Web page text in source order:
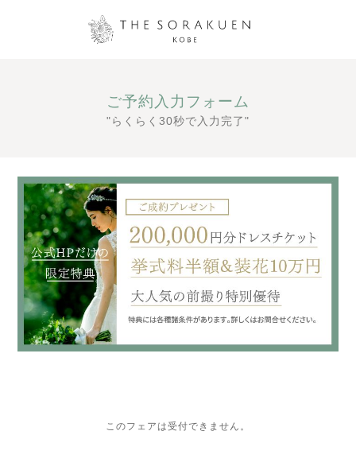
ご予約入力フォーム
"らくらく30秒で入力完了"
このフェアは受付できません。